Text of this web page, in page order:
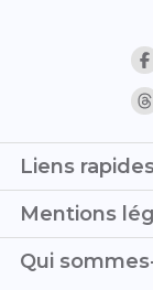
Liens
Page d'accueil
Simulateur de
Trouver son
Mentions
C.G.V. - C.G.U.
Qui